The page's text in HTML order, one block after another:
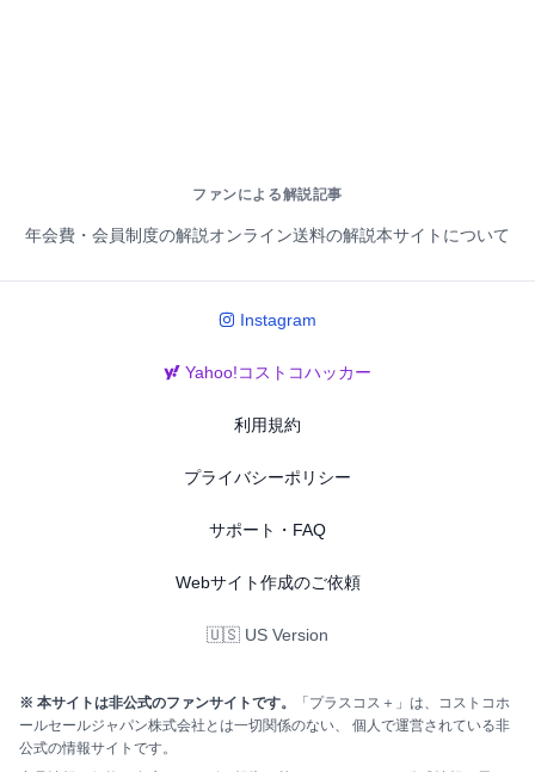
ファンによる解説記事
年会費・会員制度の解説オンライン送料の解説本サイトについて
Instagram
Yahoo!コストコハッカー
利用規約
プライバシーポリシー
サポート・FAQ
Webサイト作成のご依頼
🇺🇸 US Version
※ 本サイトは非公式のファンサイトです。
「プラスコス＋」は、コストコホ
ールセールジャパン株式会社とは一切関係のない、 個人で運営されている非
公式の情報サイトです。